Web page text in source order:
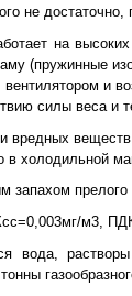
не
на
(пружинные
и
силы веса
в холодильной
запахом
м3,
вода,